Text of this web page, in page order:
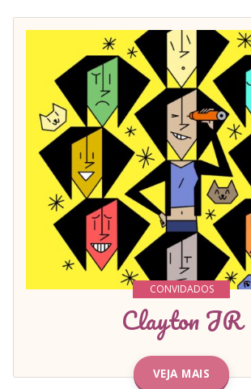
CONVIDADOS
Clayton JR
VEJA MAIS